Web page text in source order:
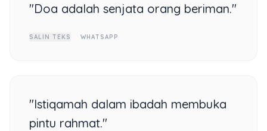
"Doa adalah senjata orang beriman."
SALIN TEKS WHATSAPP
"Istiqamah dalam ibadah membuka
pintu rahmat."